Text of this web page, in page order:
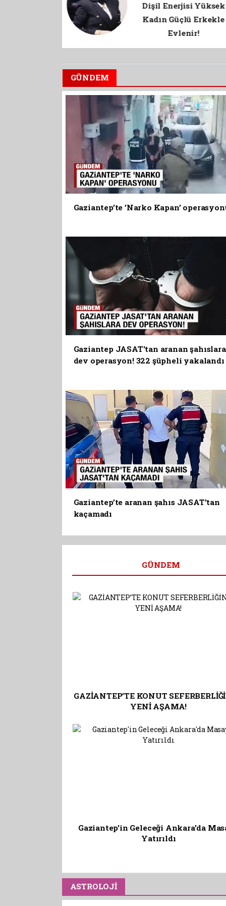
Rafah ve Gazze İçin,
Halen Gazel Okumak
GÜNDEM
Gaziantep’te ’Narko Kapan’
Gaziantep JASAT'tan aranan şahıslara
dev operasyon! 322 şüpheli yakalandı
Gaziantep’te aranan şahıs JASAT’tan
kaçamadı
GÜNDEM
GAZİANTEP’TE KONUT
YENİ AŞAMA!
Gaziantep'in Geleceği Ankara'da
Yatırıldı
ASTROLOJİ